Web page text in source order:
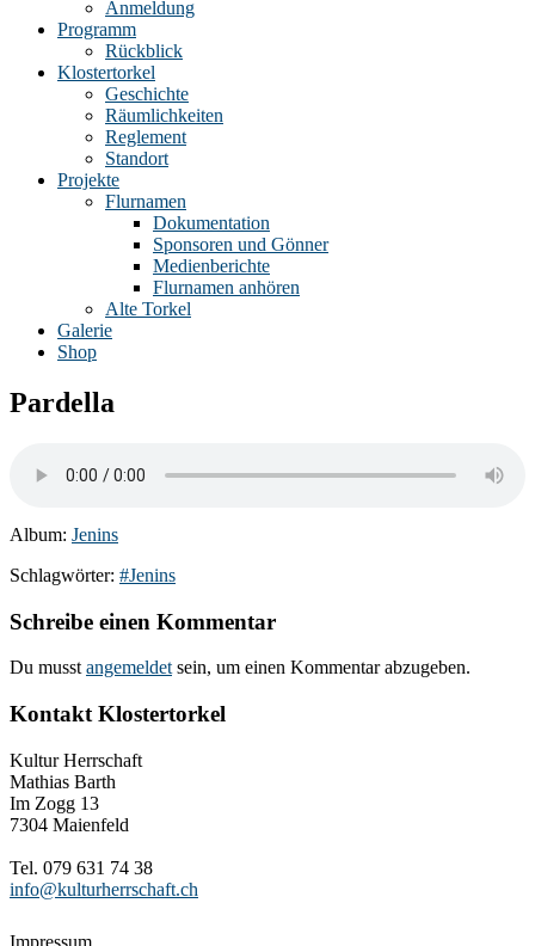
Anmeldung
Programm
Rückblick
Klostertorkel
Geschichte
Räumlichkeiten
Reglement
Standort
Projekte
Flurnamen
Dokumentation
Sponsoren und Gönner
Medienberichte
Flurnamen anhören
Alte Torkel
Galerie
Shop
Pardella
Album: Jenins
Schlagwörter: #Jenins
Schreibe einen Kommentar
Du musst angemeldet sein, um einen Kommentar abzugeben.
Kontakt Klostertorkel
Kultur Herrschaft
Mathias Barth
Im Zogg 13
7304 Maienfeld
Tel. 079 631 74 38
info@kulturherrschaft.ch